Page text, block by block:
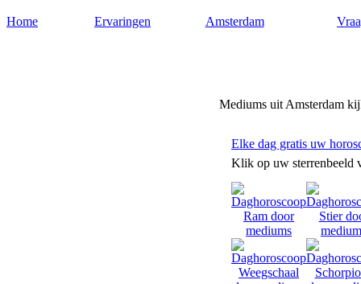
Home Ervaringen Amsterdam
Mediums uit Amsterdam
Elke dag gratis uw
Klik op uw sterrenbeeld